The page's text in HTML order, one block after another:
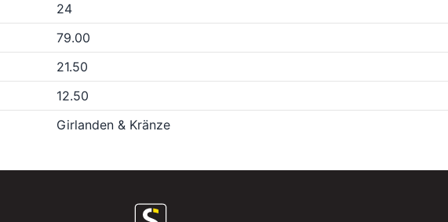
24
79.00
21.50
12.50
Girlanden & Kränze